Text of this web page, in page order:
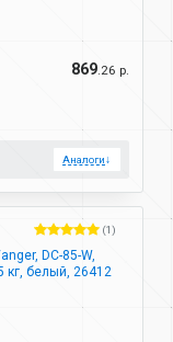
869 .26 р.
Аналоги↓
(1)
DC-85-W,
кг, белый, 26412